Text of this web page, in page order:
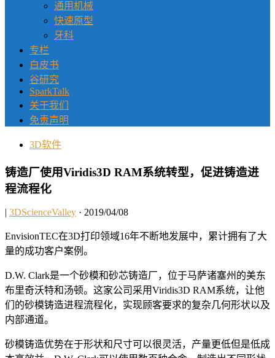
通用机械
快速原型
牙科
专栏
白皮书
谷研究
SparkTalk
关于我们
免责声明
3D软件
铸造厂使用Viridis3D RAM系统转型，促进铸造进
程流程化
| 3DScienceValley · 2019/04/08
EnvisionTEC在3D打印领域16年不断地发展中，累计拥有了大
量的成功客户案例。
D.W. Clark是一个砂模和砂芯铸造厂，位于马萨诸塞州的美东
布里奇沃特和汤顿。这家公司采用Viridis3D RAM系统，让他
们的砂模铸造进程流程化，实现顾客要求的复杂几何形状以及
内部通道。
砂模铸造优势在于形状和尺寸可以很灵活，产量更低但是低成